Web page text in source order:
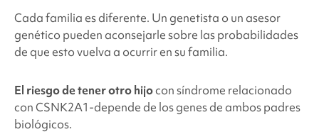
Cada familia es diferente. Un genetista o un asesor
genético pueden aconsejarle sobre las probabilidades
de que esto vuelva a ocurrir en su familia.
El riesgo de tener otro hijoconsíndrome relacionado
con CSNK2A1-depende de los genes de ambos padres
biológicos.